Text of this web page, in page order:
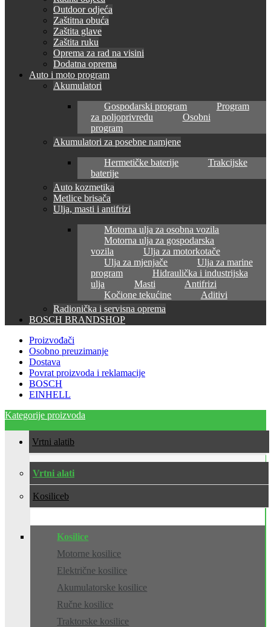
Outdoor odjeća
Zaštitna obuća
Zaštita glave
Zaštita ruku
Oprema za rad na visini
Dodatna oprema
Auto i moto program
Akumulatori
Gospodarski program
Program
za poljoprivredu
Osobni
program
Akumulatori za posebne namjene
Hermetičke baterije
Trakcijske
baterije
Auto kozmetika
Metlice brisača
Ulja, masti i antifrizi
Motorna ulja za osobna vozila
Motorna ulja za gospodarska
vozila
Ulja za motorkotače
Ulja za mjenjače
Ulja za marine
program
Hidraulička i industrijska
ulja
Masti
Antifrizi
Kočione tekućine
Aditivi
Radionička i servisna oprema
BOSCH BRANDSHOP
Proizvođači
Osobno preuzimanje
Dostava
Povrat proizvoda i reklamacije
BOSCH
EINHELL
Kategorije proizvoda
Vrtni alati
Vrtni alati
Kosilice
Kosilice
Motorne kosilice
Električne kosilice
Akumulatorske kosilice
Ručne kosilice
Traktorske kosilice